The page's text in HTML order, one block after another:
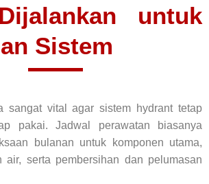
untuk
Sistem
sangat vital agar sistem hydrant tetap
pakai. Jadwal perawatan biasanya
bulanan untuk komponen utama,
air, serta pembersihan dan pelumasan